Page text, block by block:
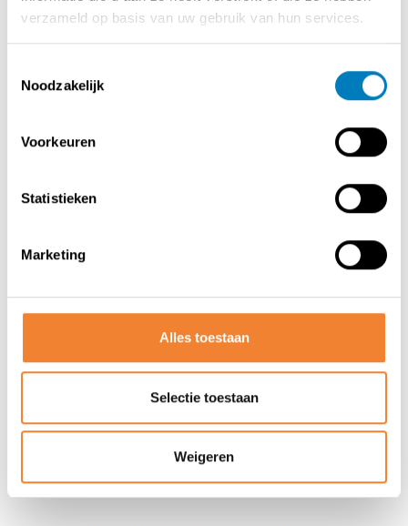
verzameld op basis van uw gebruik van hun services.
Noodzakelijk
Voorkeuren
Statistieken
Marketing
Alles toestaan
Selectie toestaan
Weigeren
binnen als buiten) enz...
De maandelijkse huurprijs is 1850 euro.
Deze zaak is momenteel beperkt open en beschikt nog
Ideaal voor een koppel !
is voor de aandelen .
DEEL DEZE ADVERTENTIE